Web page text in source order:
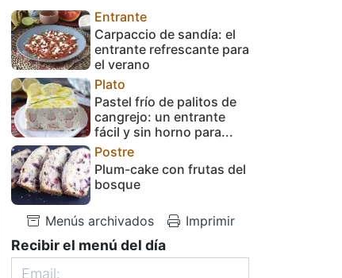
Entrante
Carpaccio de sandía: el
entrante refrescante para
el verano
Plato
Pastel frío de palitos de
cangrejo: un entrante
fácil y sin horno para...
Postre
Plum-cake con frutas del
bosque
Menús archivados Imprimir
Recibir el menú del día